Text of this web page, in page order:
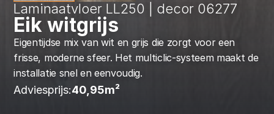
Laminaatvloer LL250 | decor 06277
Eik witgrijs
Adviesprijs:40,95m²
Eigentijdse mix van wit en grijs die zorgt voor een
frisse, moderne sfeer. Het multiclic-systeem maakt de
installatie snel en eenvoudig.